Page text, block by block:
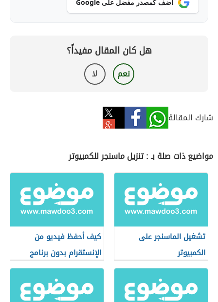
أضف كمصدر مفضل على Google
هل كان المقال مفيداً؟
نعم لا
شارك المقالة
مواضيع ذات صلة بـ : تنزيل ماسنجر للكمبيوتر
تشغيل الماسنجر على
الكمبيوتر
كيف أحفظ فيديو من
الإنستقرام بدون برنامج